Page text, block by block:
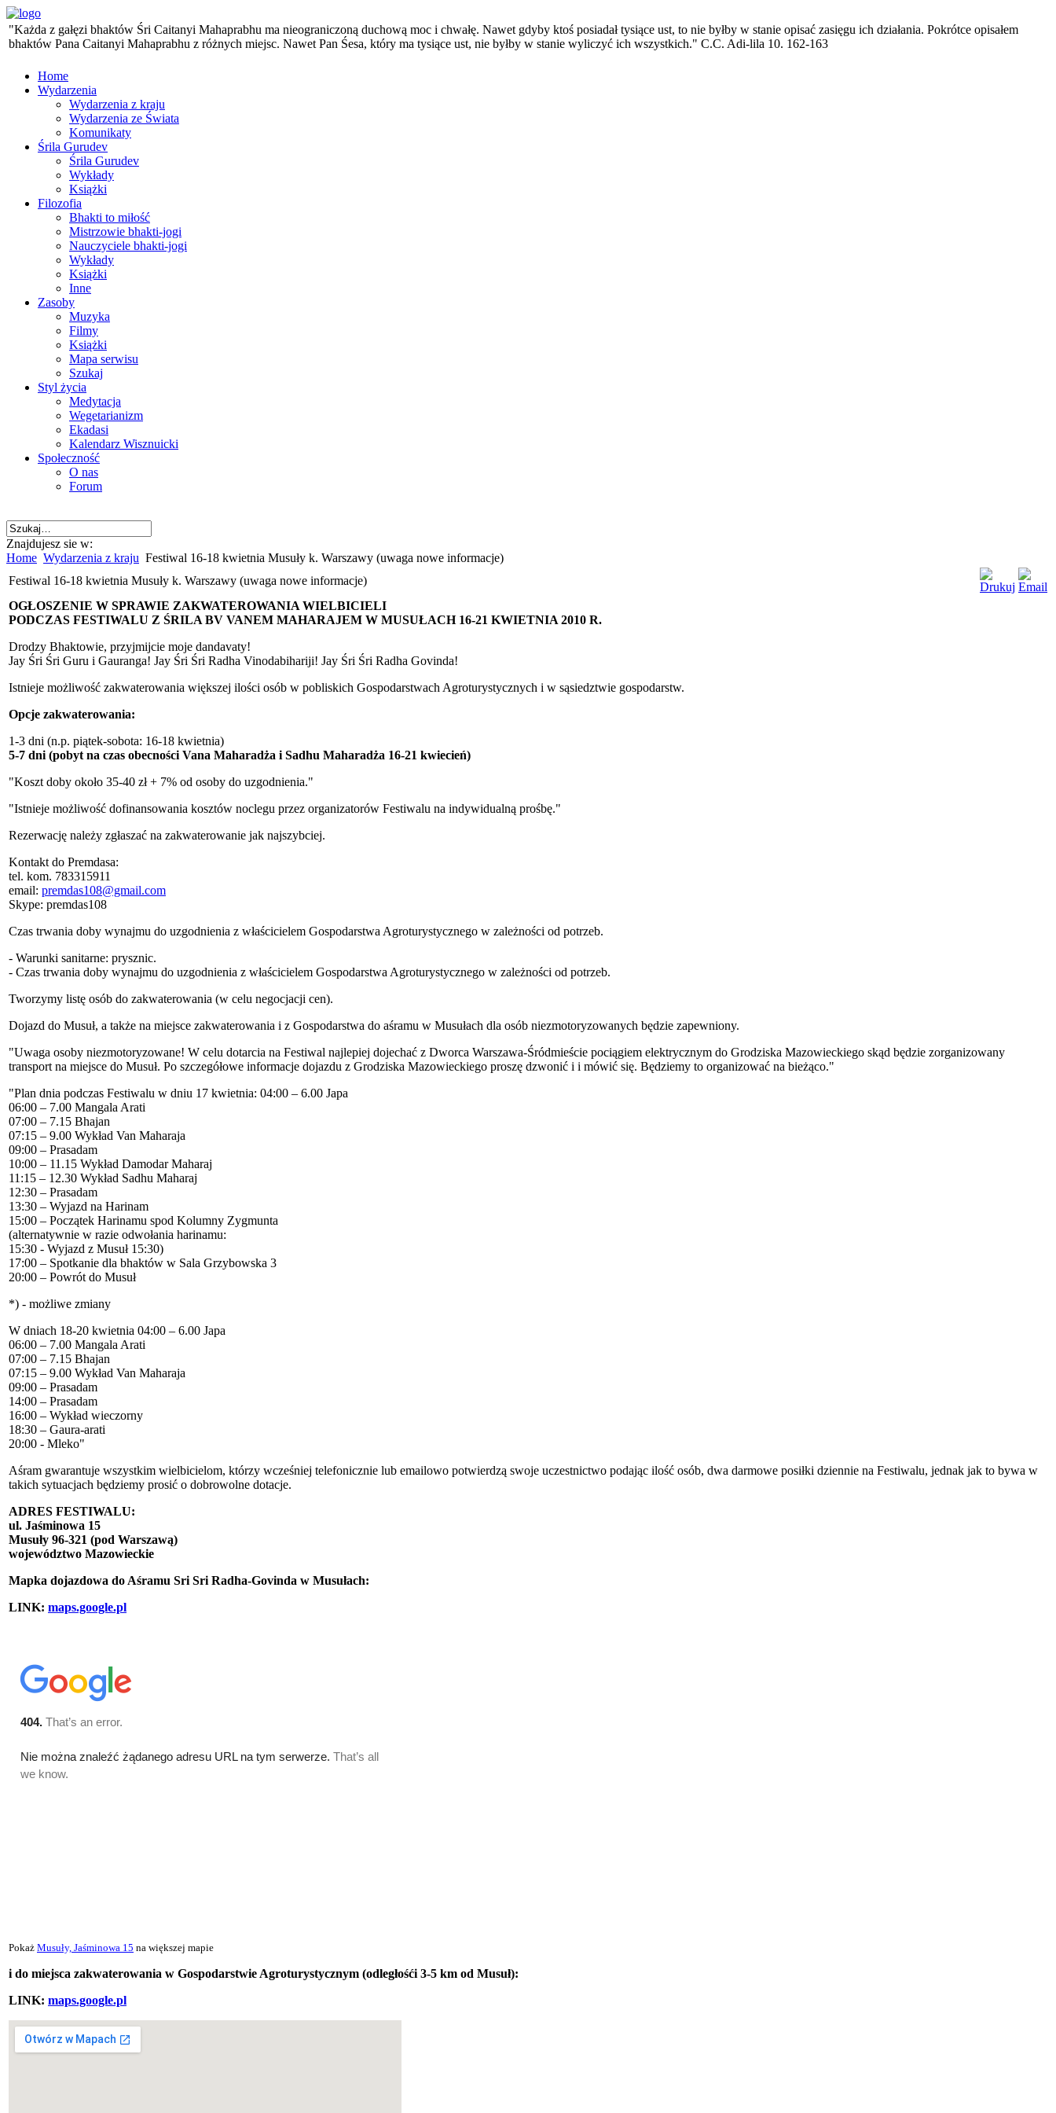
"Każda z gałęzi bhaktów Śri Caitanyi Mahaprabhu ma nieograniczoną duchową moc i chwałę. Nawet gdyby ktoś posiadał tysiące ust, to nie byłby w stanie opisać zasięgu ich działania. Pokrótce opisałem
bhaktów Pana Caitanyi Mahaprabhu z różnych miejsc. Nawet Pan Śesa, który ma tysiące ust, nie byłby w stanie wyliczyć ich wszystkich." C.C. Adi-lila 10. 162-163
Home
Wydarzenia
Wydarzenia z kraju
Wydarzenia ze Świata
Komunikaty
Śrila Gurudev
Śrila Gurudev
Wykłady
Książki
Filozofia
Bhakti to miłość
Mistrzowie bhakti-jogi
Nauczyciele bhakti-jogi
Wykłady
Książki
Inne
Zasoby
Muzyka
Filmy
Książki
Mapa serwisu
Szukaj
Styl życia
Medytacja
Wegetarianizm
Ekadasi
Kalendarz Wisznuicki
Społeczność
O nas
Forum
Znajdujesz sie w:
Home Wydarzenia z kraju Festiwal 16-18 kwietnia Musuły k. Warszawy (uwaga nowe informacje)
Festiwal 16-18 kwietnia Musuły k. Warszawy (uwaga nowe informacje)
OGŁOSZENIE W SPRAWIE ZAKWATEROWANIA WIELBICIELI
PODCZAS FESTIWALU Z ŚRILA BV VANEM MAHARAJEM W MUSUŁACH 16-21 KWIETNIA 2010 R.
Drodzy Bhaktowie, przyjmijcie moje dandavaty!
Jay Śri Śri Guru i Gauranga! Jay Śri Śri Radha Vinodabihariji! Jay Śri Śri Radha Govinda!
Istnieje możliwość zakwaterowania większej ilości osób w pobliskich Gospodarstwach Agroturystycznych i w sąsiedztwie gospodarstw.
Opcje zakwaterowania:
1-3 dni (n.p. piątek-sobota: 16-18 kwietnia)
5-7 dni (pobyt na czas obecności Vana Maharadża i Sadhu Maharadża 16-21 kwiecień)
"Koszt doby około 35-40 zł + 7% od osoby do uzgodnienia."
"Istnieje możliwość dofinansowania kosztów noclegu przez organizatorów Festiwalu na indywidualną prośbę."
Rezerwację należy zgłaszać na zakwaterowanie jak najszybciej.
Kontakt do Premdasa:
tel. kom. 783315911
email: premdas108@gmail.com
Skype: premdas108
Czas trwania doby wynajmu do uzgodnienia z właścicielem Gospodarstwa Agroturystycznego w zależności od potrzeb.
- Warunki sanitarne: prysznic.
- Czas trwania doby wynajmu do uzgodnienia z właścicielem Gospodarstwa Agroturystycznego w zależności od potrzeb.
Tworzymy listę osób do zakwaterowania (w celu negocjacji cen).
Dojazd do Musuł, a także na miejsce zakwaterowania i z Gospodarstwa do aśramu w Musułach dla osób niezmotoryzowanych będzie zapewniony.
"Uwaga osoby niezmotoryzowane! W celu dotarcia na Festiwal najlepiej dojechać z Dworca Warszawa-Śródmieście pociągiem elektrycznym do Grodziska Mazowieckiego skąd będzie zorganizowany
transport na miejsce do Musuł. Po szczegółowe informacje dojazdu z Grodziska Mazowieckiego proszę dzwonić i i mówić się. Będziemy to organizować na bieżąco."
"Plan dnia podczas Festiwalu w dniu 17 kwietnia: 04:00 – 6.00 Japa
06:00 – 7.00 Mangala Arati
07:00 – 7.15 Bhajan
07:15 – 9.00 Wykład Van Maharaja
09:00 – Prasadam
10:00 – 11.15 Wykład Damodar Maharaj
11:15 – 12.30 Wykład Sadhu Maharaj
12:30 – Prasadam
13:30 – Wyjazd na Harinam
15:00 – Początek Harinamu spod Kolumny Zygmunta
(alternatywnie w razie odwołania harinamu:
15:30 - Wyjazd z Musuł 15:30)
17:00 – Spotkanie dla bhaktów w Sala Grzybowska 3
20:00 – Powrót do Musuł
*) - możliwe zmiany
W dniach 18-20 kwietnia 04:00 – 6.00 Japa
06:00 – 7.00 Mangala Arati
07:00 – 7.15 Bhajan
07:15 – 9.00 Wykład Van Maharaja
09:00 – Prasadam
14:00 – Prasadam
16:00 – Wykład wieczorny
18:30 – Gaura-arati
20:00 - Mleko"
Aśram gwarantuje wszystkim wielbicielom, którzy wcześniej telefonicznie lub emailowo potwierdzą swoje uczestnictwo podając ilość osób, dwa darmowe posiłki dziennie na Festiwalu, jednak jak to bywa w
takich sytuacjach będziemy prosić o dobrowolne dotacje.
ADRES FESTIWALU:
ul. Jaśminowa 15
Musuły 96-321 (pod Warszawą)
województwo Mazowieckie
Mapka dojazdowa do Aśramu Sri Sri Radha-Govinda w Musułach:
LINK: maps.google.pl
Pokaż Musuły, Jaśminowa 15 na większej mapie
i do miejsca zakwaterowania w Gospodarstwie Agroturystycznym (odległośći 3-5 km od Musuł):
LINK: maps.google.pl